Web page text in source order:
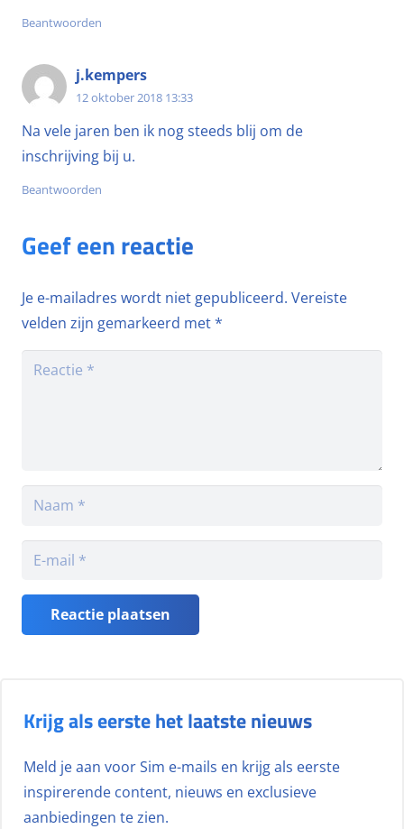
Beantwoorden
j.kempers
12 oktober 2018 13:33
Na vele jaren ben ik nog steeds blij om de
inschrijving bij u.
Beantwoorden
Geef een reactie
Je e-mailadres wordt niet gepubliceerd. Vereiste
velden zijn gemarkeerd met*
Reactie plaatsen
Krijg als eerste het laatste nieuws
Meld je aan voor Sim e-mails en krijg als eerste
inspirerende content, nieuws en exclusieve
aanbiedingen te zien.